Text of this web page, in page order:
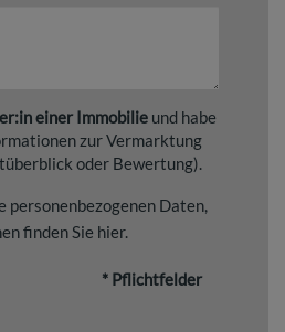
einer Immobilie und habe
zur Vermarktung
oder Bewertung).
Daten,
finden Sie hier.
* Pflichtfelder